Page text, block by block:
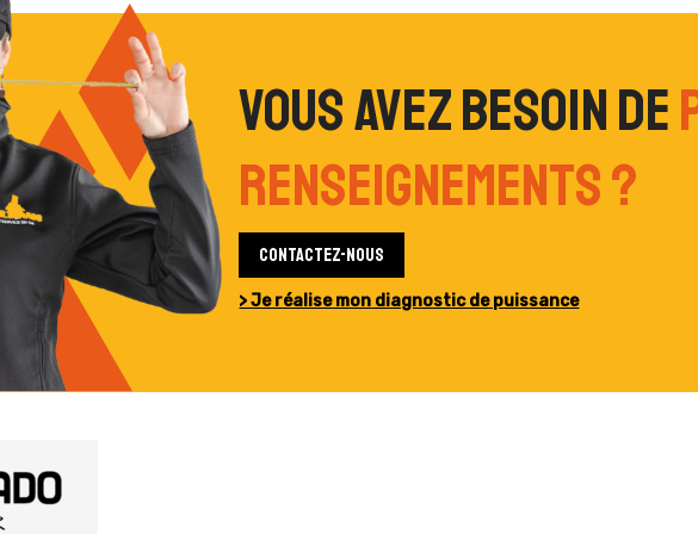
Vous avez besoin de
renseignements ?
Contactez-nous
> Je réalise mon diagnostic de puissance